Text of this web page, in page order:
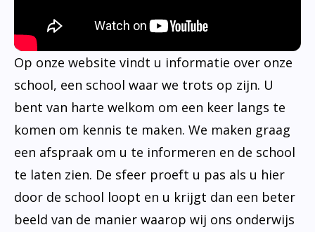
Op onze website vindt u informatie over onze
school, een school waar we trots op zijn. U
bent van harte welkom om een keer langs te
komen om kennis te maken. We maken graag
een afspraak om u te informeren en de school
te laten zien. De sfeer proeft u pas als u hier
door de school loopt en u krijgt dan een beter
beeld van de manier waarop wij ons onderwijs